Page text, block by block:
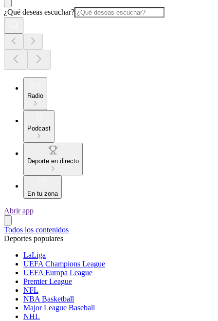
¿Qué deseas escuchar?
Radio
Podcast
Deporte en directo
En tu zona
Abrir app
Todos los contenidos
Deportes populares
LaLiga
UEFA Champions League
UEFA Europa League
Premier League
NFL
NBA Basketball
Major League Baseball
NHL